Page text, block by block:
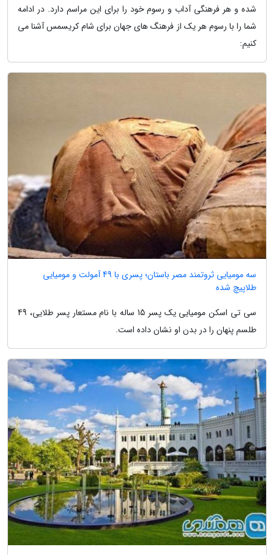
شده و هر فرهنگی آداب و رسوم خود را برای این مراسم دارد. در ادامه
شما را با رسوم هر یک از فرهنگ های جهان برای شام کریسمس آشنا می
کنیم:
سه مومیایی ثروتمند مصر باستان؛ پسری با 49 آمولت و مومیایی
طلاپیچ شده
سی تی اسکن مومیایی یک پسر 15 ساله با نام مستعار پسر طلایی، 49
طلسم پنهان را در بدن او نشان داده است.